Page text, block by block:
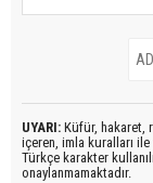
UYARI: Küfür, hakaret,
içeren, imla kuralları ile
Türkçe karakter
onaylanmamaktadır.